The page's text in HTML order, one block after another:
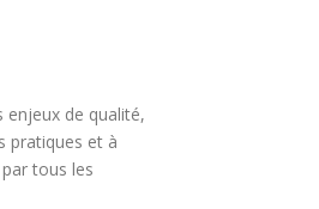
de qualité,
pratiques et à
tous les